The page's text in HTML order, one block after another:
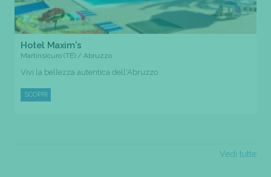
Hotel Maxim's
Martinsicuro (TE) / Abruzzo
Vivi la bellezza autentica dell'Abruzzo
SCOPRI
Vedi tutte